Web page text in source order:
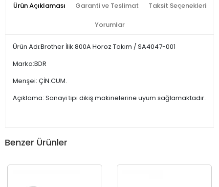
Ürün Açıklaması Garanti ve Teslimat Taksit Seçenekleri
Yorumlar
Ürün Adı:Brother İlik 800A Horoz Takım / SA4047-001
Marka:BDR
Menşei: ÇİN.CUM.
Açıklama: Sanayi tipi dikiş makinelerine uyum sağlamaktadır.
Benzer Ürünler